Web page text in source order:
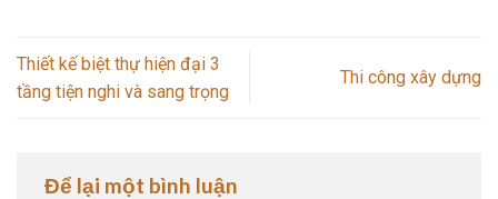
Thiết kế biệt thự hiện đại 3
tầng tiện nghi và sang trọng
Thi công xây dựng
Để lại một bình luận